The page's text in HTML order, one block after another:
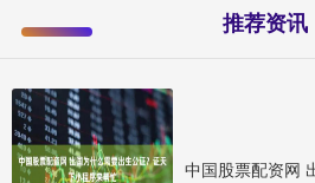
推荐资讯